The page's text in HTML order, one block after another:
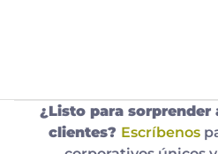
¿Listo para sorprender
clientes? Escríbenos